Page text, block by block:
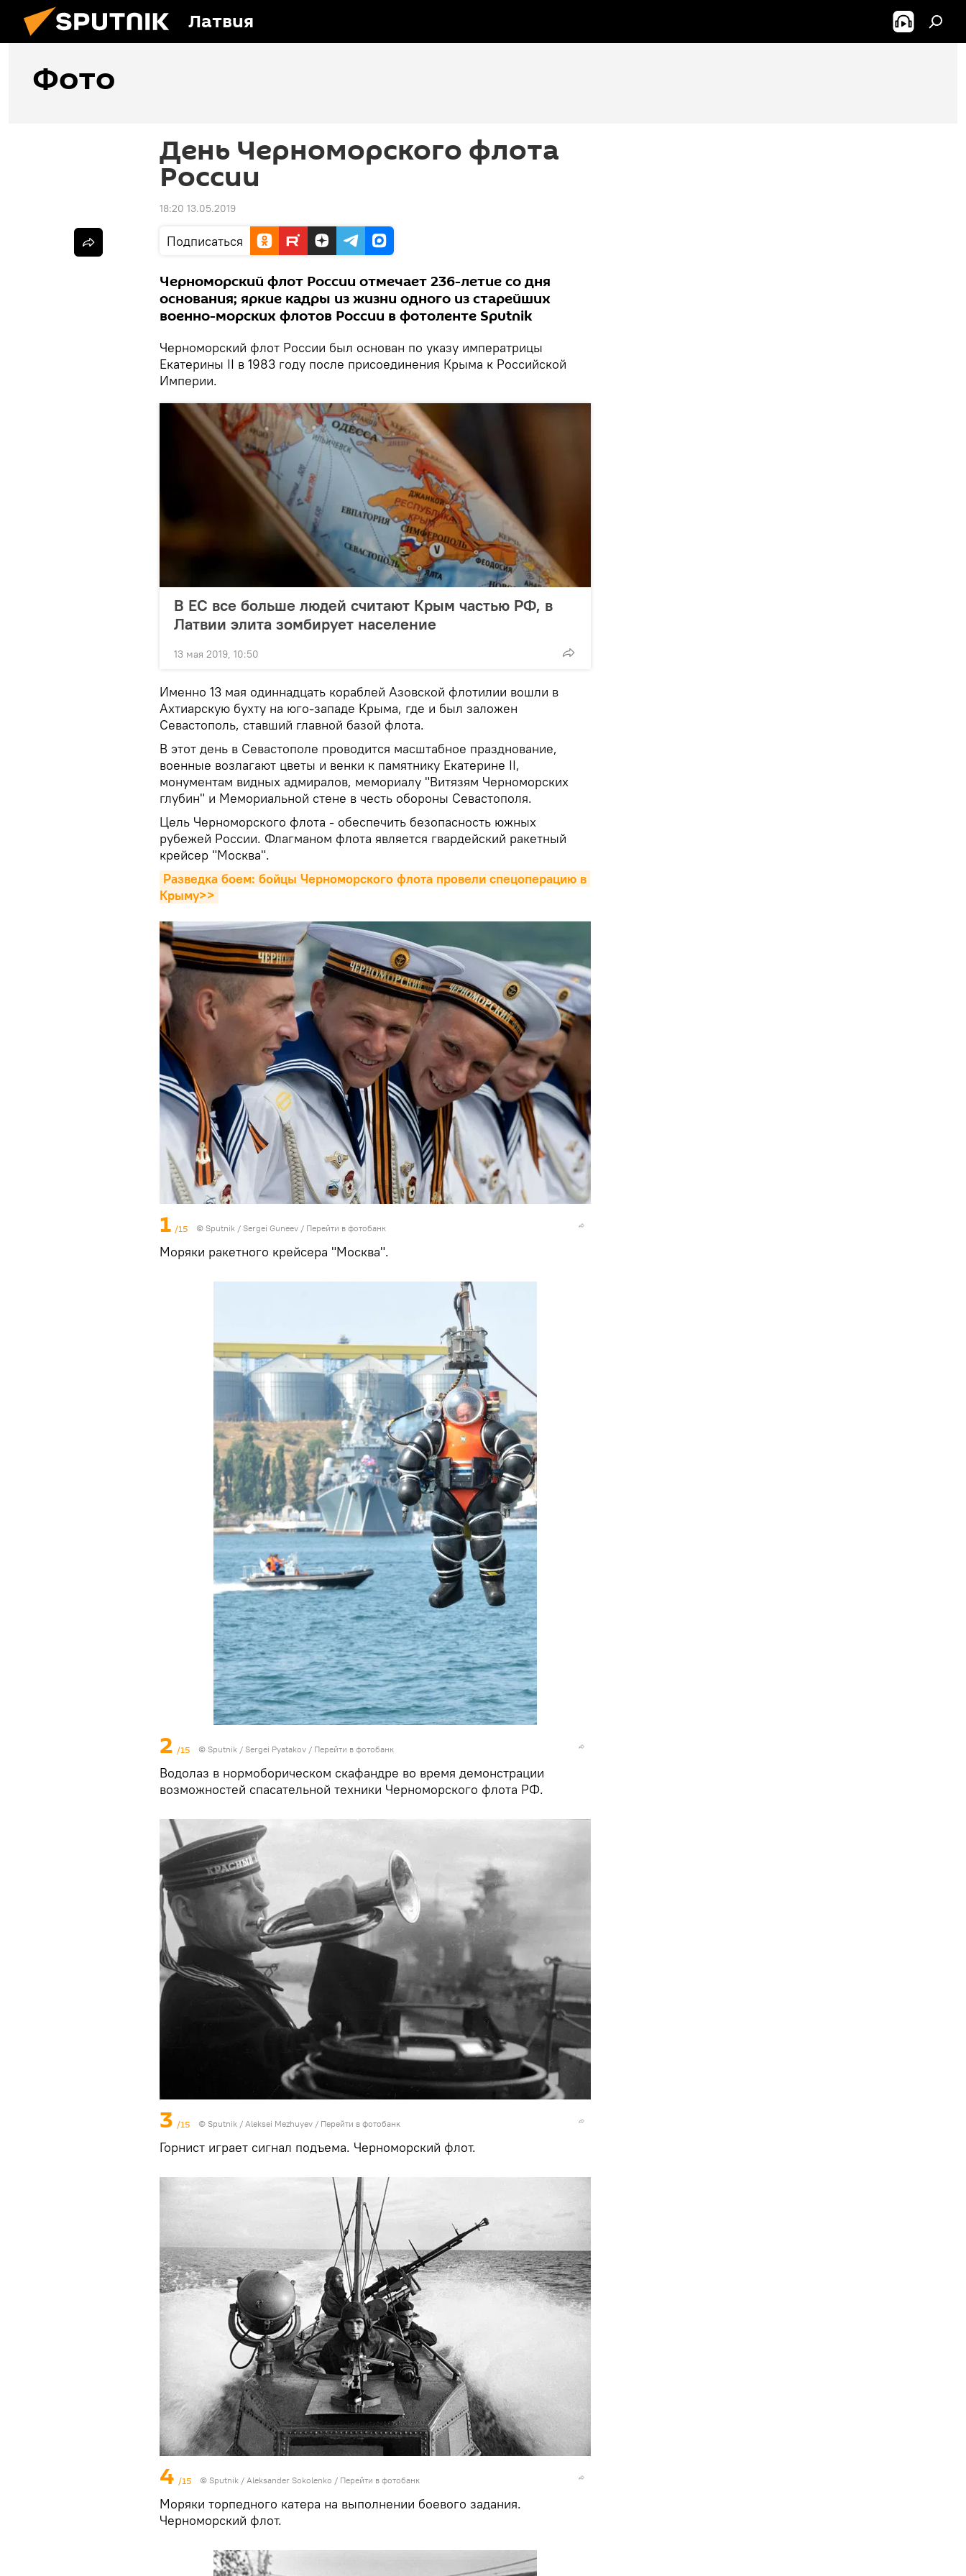
Латвия
Фото
День Черноморского флота
России
18:20 13.05.2019
Подписаться
Черноморский флот России отмечает 236-летие со дня
основания; яркие кадры из жизни одного из старейших
военно-морских флотов России в фотоленте Sputnik
Черноморский флот России был основан по указу императрицы
Екатерины II в 1983 году после присоединения Крыма к Российской
Империи.
В ЕС все больше людей считают Крым частью РФ, в
Латвии элита зомбирует население
13 мая 2019, 10:50
Именно 13 мая одиннадцать кораблей Азовской флотилии вошли в
Ахтиарскую бухту на юго-западе Крыма, где и был заложен
Севастополь, ставший главной базой флота.
В этот день в Севастополе проводится масштабное празднование,
военные возлагают цветы и венки к памятнику Екатерине II,
монументам видных адмиралов, мемориалу "Витязям Черноморских
глубин" и Мемориальной стене в честь обороны Севастополя.
Цель Черноморского флота - обеспечить безопасность южных
рубежей России. Флагманом флота является гвардейский ракетный
крейсер "Москва".
Разведка боем: бойцы Черноморского флота провели спецоперацию в
Крыму>>
1 /15 © Sputnik / Sergei Guneev / Перейти в фотобанк
Моряки ракетного крейсера "Москва".
2 /15 © Sputnik / Sergei Pyatakov / Перейти в фотобанк
Водолаз в нормоборическом скафандре во время демонстрации
возможностей спасательной техники Черноморского флота РФ.
3 /15 © Sputnik / Aleksei Mezhuyev / Перейти в фотобанк
Горнист играет сигнал подъема. Черноморский флот.
4 /15 © Sputnik / Aleksander Sokolenko / Перейти в фотобанк
Моряки торпедного катера на выполнении боевого задания.
Черноморский флот.